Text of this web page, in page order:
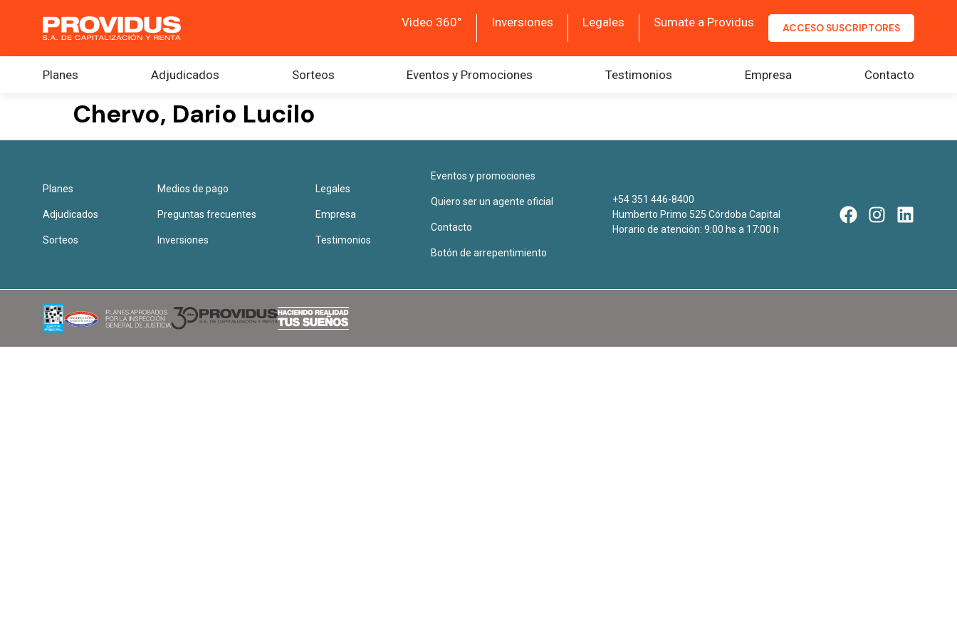
Video 360° Inversiones Legales Sumate a Providus ACCESO SUSCRIPTORES
Planes Adjudicados Sorteos Eventos y Promociones Testimonios Empresa Contacto
Chervo, Dario Lucilo
Planes
Adjudicados
Sorteos
Medios de pago
Preguntas frecuentes
Inversiones
Legales
Empresa
Testimonios
Eventos y promociones
Quiero ser un agente oficial
Contacto
Botón de arrepentimiento
+54 351 446-8400
Humberto Primo 525 Córdoba Capital
Horario de atención: 9:00 hs a 17:00 h